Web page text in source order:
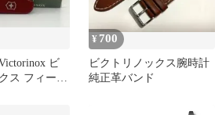
ビ
ス フィール
¥ 700
ビクトリノックス腕時計
純正革バンド